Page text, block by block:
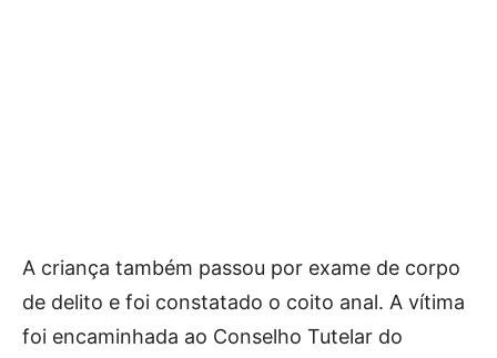
A criança também passou por exame de corpo
de delito e foi constatado o coito anal. A vítima
foi encaminhada ao Conselho Tutelar do